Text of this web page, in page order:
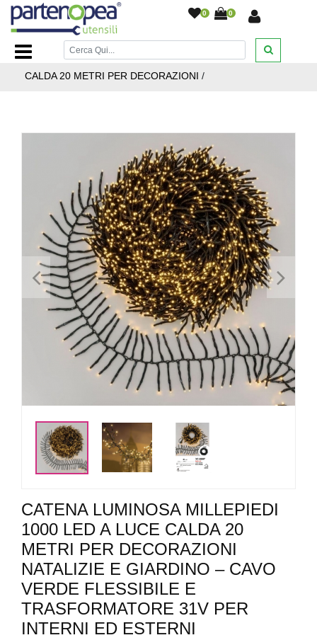
0 0
Home Page/ARTICOLI NATALIZI/CATENE LUMINOSE
CATENA LUMINOSA MILLEPIEDI 1000 LED A LUCE
CALDA 20 METRI PER DECORAZIONI /
< >
CATENA LUMINOSA MILLEPIEDI
1000 LED A LUCE CALDA 20
METRI PER DECORAZIONI
NATALIZIE E GIARDINO – CAVO
VERDE FLESSIBILE E
TRASFORMATORE 31V PER
INTERNI ED ESTERNI